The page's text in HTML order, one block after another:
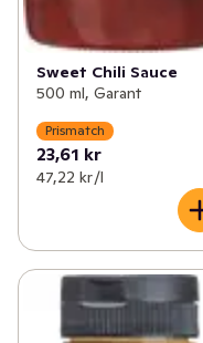
Sweet Chili Sauce
500 ml, Garant
Prismatch
23,61 kr
47,22 kr /l